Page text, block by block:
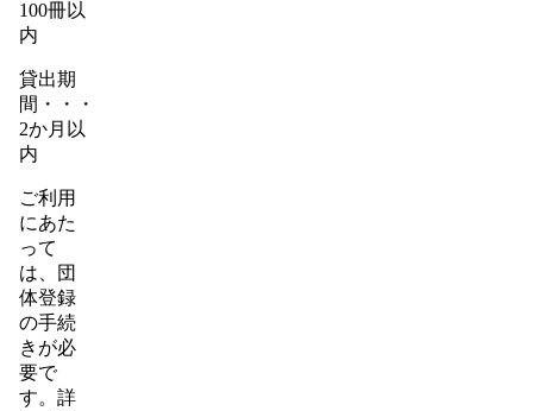
100冊以
内
貸出期
間・・・
2か月以
内
ご利用
にあた
って
は、団
体登録
の手続
きが必
要で
す。詳